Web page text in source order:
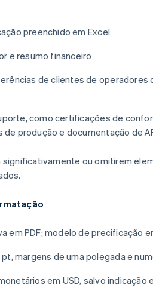
preenchido em Excel
e resumo financeiro
de clientes de operadores
como certificações de
de produção e documentação de
significativamente ou omitirem
em PDF; modelo de precificação
pt, margens de uma polegada e
em USD, salvo indicação